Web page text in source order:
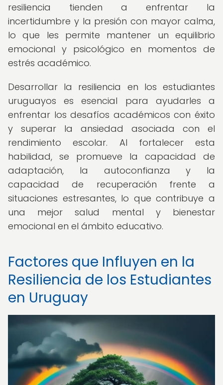
resiliencia tienden a enfrentar la
incertidumbre y la presión con mayor calma,
lo que les permite mantener un equilibrio
emocional y psicológico en momentos de
estrés académico.
Desarrollar la resiliencia en los estudiantes
uruguayos es esencial para ayudarles a
enfrentar los desafíos académicos con éxito
y superar la ansiedad asociada con el
rendimiento escolar. Al fortalecer esta
habilidad, se promueve la capacidad de
adaptación, la autoconfianza y la
capacidad de recuperación frente a
situaciones estresantes, lo que contribuye a
una mejor salud mental y bienestar
emocional en el ámbito educativo.
Factores que Influyen en la
Resiliencia de los Estudiantes
en Uruguay